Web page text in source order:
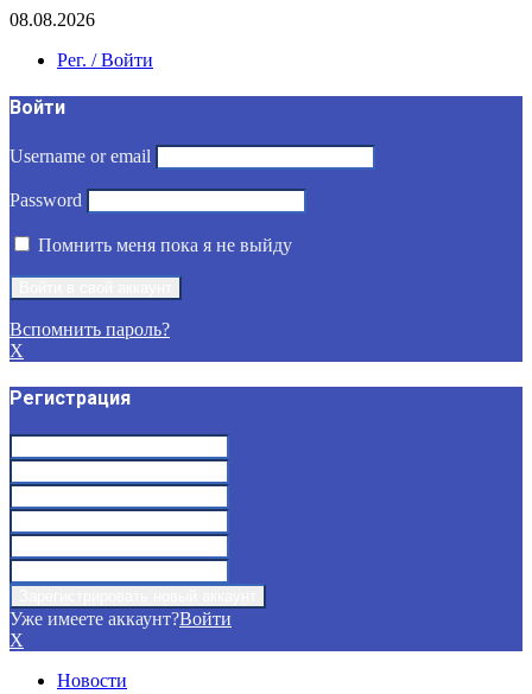
08.08.2026
Рег. / Войти
Войти
Username or email
Password
Помнить меня пока я не выйду
Вспомнить пароль?
X
Регистрация
Уже имеете аккаунт?Войти
X
Новости